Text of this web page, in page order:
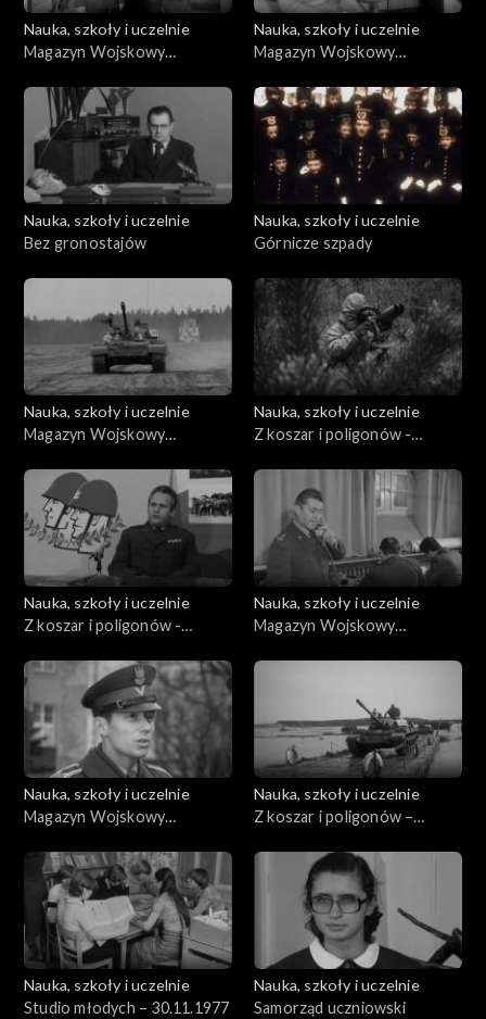
Nauka, szkoły i uczelnie
Magazyn Wojskowy
Nauka, szkoły i uczelnie
Magazyn Wojskowy
Nauka, szkoły i uczelnie
Bez gronostajów
Nauka, szkoły i uczelnie
Górnicze szpady
Nauka, szkoły i uczelnie
Magazyn Wojskowy
Nauka, szkoły i uczelnie
Z koszar i poligonów -
Wojskowego
Nauka, szkoły i uczelnie
Z koszar i poligonów -
Wojskowego
Nauka, szkoły i uczelnie
Magazyn Wojskowy
Nauka, szkoły i uczelnie
Magazyn Wojskowy
Nauka, szkoły i uczelnie
Z koszar i poligonów –
Wojskowego
Nauka, szkoły i uczelnie
Studio młodych – 30.11.1977
Nauka, szkoły i uczelnie
Samorząd uczniowski